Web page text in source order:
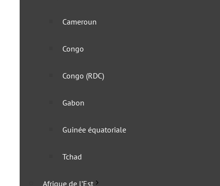
Cameroun
Congo
Congo (RDC)
Gabon
Guinée équatoriale
Tchad
Afrique de l’Est